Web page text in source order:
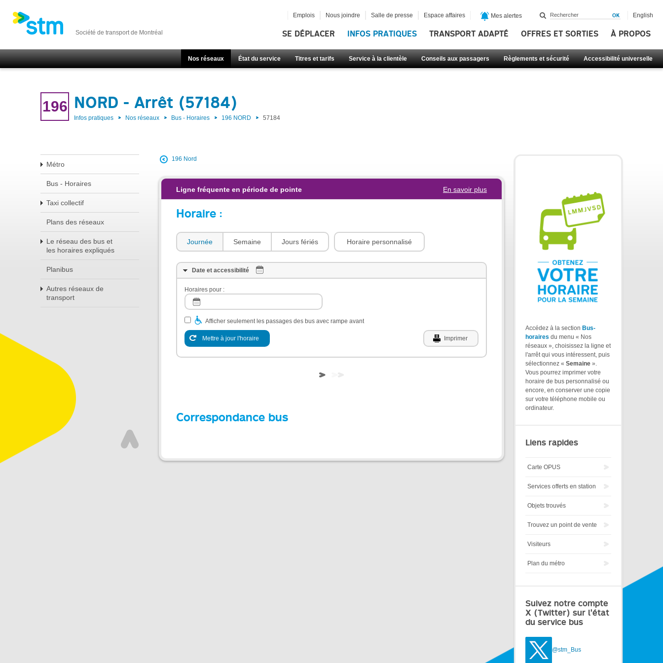
Société de transport de Montréal SE DÉPLACER INFOS PRATIQUES TRANSPORT ADAPTÉ OFFRES ET SORTIES À PROPOS
Nos réseaux État du service Titres et tarifs Service à la clientèle Conseils aux passagers Règlements et sécurité Accessibilité universelle
Emplois Nous joindre Salle de presse Espace affaires Mes alertes English
196 NORD - Arrêt (57184)
Infos pratiques Nos réseaux Bus - Horaires 196 NORD 57184
Métro
Bus - Horaires
Taxi collectif
Plans des réseaux
Le réseau des bus et
les horaires expliqués
Planibus
Autres réseaux de
transport
196 Nord
Ligne fréquente en période de pointe En savoir plus
Horaire :
Journée Semaine Jours fériés Horaire personnalisé
Date et accessibilité
Horaires pour :
Afficher seulement les passages des bus avec rampe avant
Mettre à jour l'horaire Imprimer
Correspondance bus
Accédez à la section Bus-
horaires du menu « Nos
réseaux », choisissez la ligne et
l'arrêt qui vous intéressent, puis
sélectionnez « Semaine ».
Vous pourrez imprimer votre
horaire de bus personnalisé ou
encore, en conserver une copie
sur votre téléphone mobile ou
ordinateur.
Liens rapides
Carte OPUS
Services offerts en station
Objets trouvés
Trouvez un point de vente
Visiteurs
Plan du métro
Suivez notre compte
X (Twitter) sur l'état
du service bus
@stm_Bus